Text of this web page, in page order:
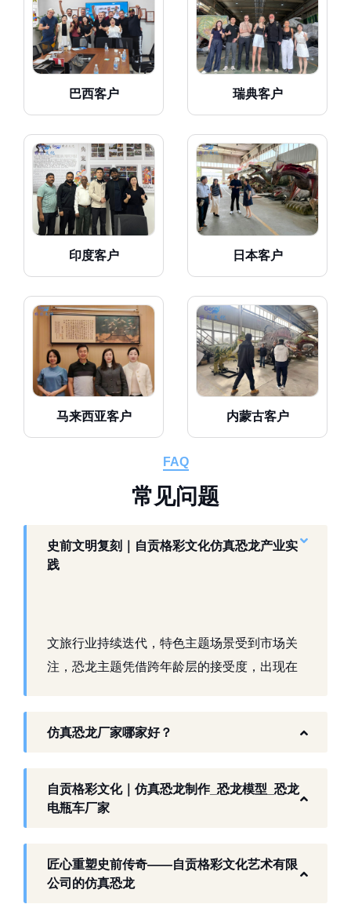
巴西客户 瑞典客户
印度客户 日本客户
马来西亚客户 内蒙古客户
FAQ
常 见问题
史前文明复刻｜自贡格彩文化仿真恐龙产业实
践
文旅行业持续迭代，特色主题场景受到市场关
注，恐龙主题凭借跨年龄层的接受度，出现在
生态。自贡格彩文化艺术有限公司扎根本地产
以工厂生产能力，为各地客户提供史前主题相
关产品与服务。
工厂生产基础 构建恐龙产业全链服务
作为开展史前仿真模型生产的恐龙制作工厂，
仿真恐龙厂家哪家好？
自贡格彩文化｜仿真恐龙制作_恐龙模型_恐龙
电瓶车厂家
匠心重塑史前传奇——自贡格彩文化艺术有限
公司的仿真恐龙